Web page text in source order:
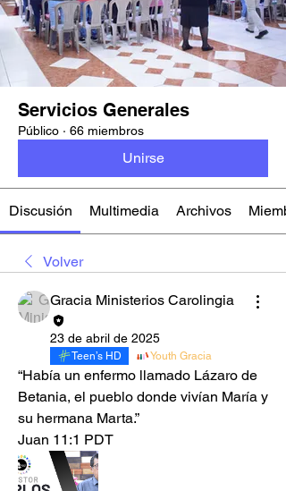
Servicios Generales
Público · 66 miembros
Unirse
Discusión Multimedia Archivos
Volver
Gracia Ministerios Carolingia
23 de abril de 2025
Teen’s HD Youth Gracia
“Había un enfermo llamado Lázaro de
Betania, el pueblo donde vivían María y
su hermana Marta.”
‭‭Juan‬ ‭11‬:‭1‬ ‭PDT‬‬